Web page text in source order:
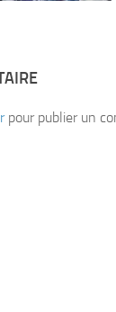
pour publier un